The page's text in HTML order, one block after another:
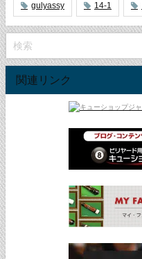
gulyassy 14-1
関連リンク